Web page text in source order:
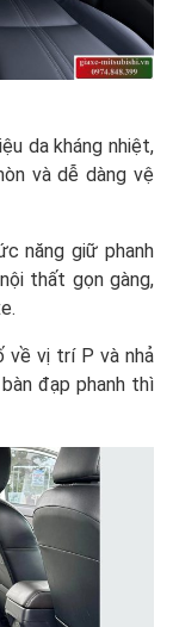
da kháng nhiệt,
và dễ dàng vệ
năng giữ phanh
thất gọn gàng,
về vị trí P và nhả
đạp phanh thì